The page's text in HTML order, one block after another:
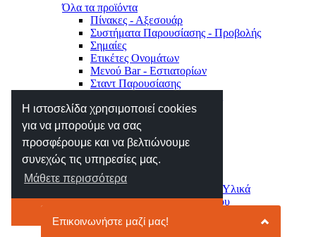
Η ιστοσελίδα χρησιμοποιεί cookies
για να μπορούμε να σας
προσφέρουμε και να βελτιώνουμε
συνεχώς τις υπηρεσίες μας.
Μάθετε περισσότερα
Όλα τα προϊόντα
Πίνακες - Αξεσουάρ
Συστήματα Παρουσίασης - Προβολής
Σημαίες
Ετικέτες Ονομάτων
Μενού Bar - Εστιατορίων
Σταντ Παρουσίασης
Μηχανές Γραφείου
Όλα τα προϊόντα
Αριθμομηχανές
Ετικετογράφοι - Αναλώσιμα
Μηχανές Πλαστικοποίησης - Υλικά
Φωτιστικά - Ρολόγια Γραφείου
Συρτάρια - Συρταριέρες
Κλειδοθήκες - Γραμματοκιβώτια